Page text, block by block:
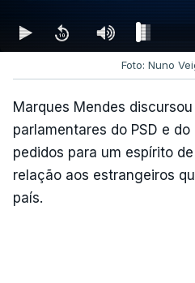
Foto: Nuno
Marques Mendes
parlamentares do PSD e
pedidos para um espírito
relação aos estrangeiros
país.